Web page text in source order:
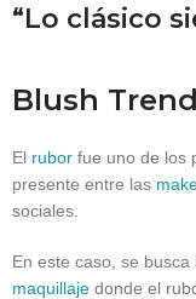
“Lo clásico
Blush Trend
El rubor fue uno de los
presente entre las
sociales.
En este caso, se
maquillaje donde el